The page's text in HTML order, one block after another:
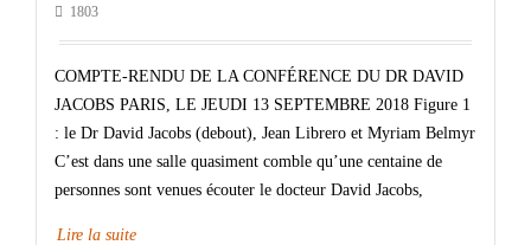
1803
COMPTE-RENDU DE LA CONFÉRENCE DU DR DAVID
JACOBS PARIS, LE JEUDI 13 SEPTEMBRE 2018 Figure 1
: le Dr David Jacobs (debout), Jean Librero et Myriam Belmyr
C’est dans une salle quasiment comble qu’une centaine de
personnes sont venues écouter le docteur David Jacobs,
Lire la suite